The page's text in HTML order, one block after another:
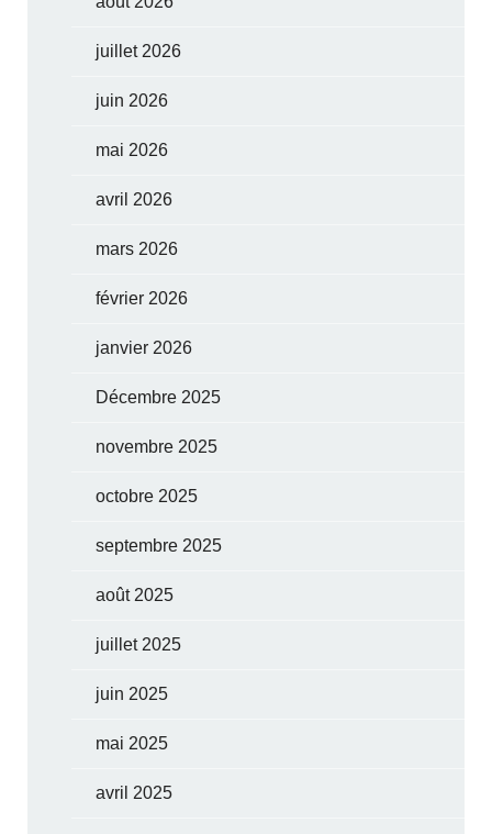
juillet 2026
juin 2026
mai 2026
avril 2026
mars 2026
février 2026
janvier 2026
Décembre 2025
novembre 2025
octobre 2025
septembre 2025
août 2025
juillet 2025
juin 2025
mai 2025
avril 2025